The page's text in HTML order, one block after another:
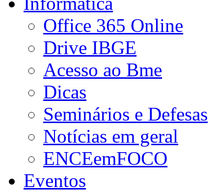
Office 365 Online
Drive IBGE
Acesso ao Bme
Dicas
Seminários e Defesas
Notícias em geral
ENCEemFOCO
Eventos